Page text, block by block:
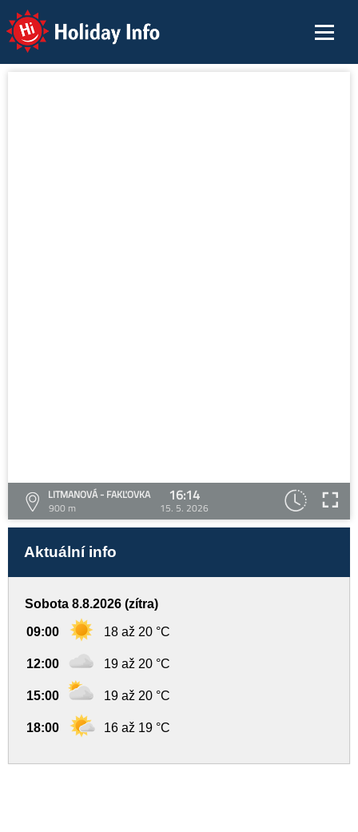
Holiday Info
LITMANOVÁ - FAKĽOVKA
900 m
16:14
15. 5. 2026
Aktuální info
Sobota 8.8.2026 (zítra)
09:00 18 až 20 °C
12:00 19 až 20 °C
15:00 19 až 20 °C
18:00 16 až 19 °C